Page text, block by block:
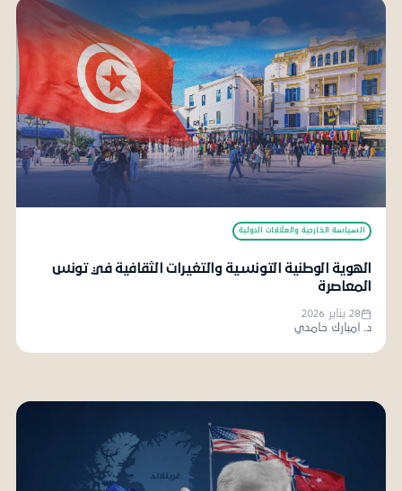
السياسة الخارجية والعلاقات الدولية
الهوية الوطنية التونسية والتغيرات الثقافية في تونس
المعاصرة
28 يناير 2026
د. امبارك حامدي